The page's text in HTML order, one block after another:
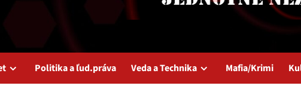
Politika a ľud.práva Veda a Technika Mafia/Krimi